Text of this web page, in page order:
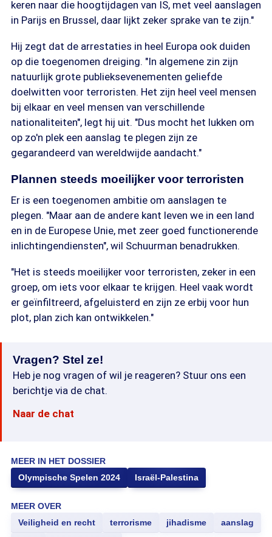
keren naar die hoogtijdagen van IS, met veel aanslagen
in Parijs en Brussel, daar lijkt zeker sprake van te zijn."
Hij zegt dat de arrestaties in heel Europa ook duiden
op die toegenomen dreiging. "In algemene zin zijn
natuurlijk grote publieksevenementen geliefde
doelwitten voor terroristen. Het zijn heel veel mensen
bij elkaar en veel mensen van verschillende
nationaliteiten", legt hij uit. "Dus mocht het lukken om
op zo'n plek een aanslag te plegen zijn ze
gegarandeerd van wereldwijde aandacht."
Plannen steeds moeilijker voor terroristen
Er is een toegenomen ambitie om aanslagen te
plegen. "Maar aan de andere kant leven we in een land
en in de Europese Unie, met zeer goed functionerende
inlichtingendiensten", wil Schuurman benadrukken.
"Het is steeds moeilijker voor terroristen, zeker in een
groep, om iets voor elkaar te krijgen. Heel vaak wordt
er geïnfiltreerd, afgeluisterd en zijn ze erbij voor hun
plot, plan zich kan ontwikkelen."
Vragen? Stel ze!
Heb je nog vragen of wil je reageren? Stuur ons een
berichtje via de chat.
Naar de chat
MEER IN HET DOSSIER
Olympische Spelen 2024
Israël-Palestina
MEER OVER
Veiligheid en recht
terrorisme jihadisme aanslag